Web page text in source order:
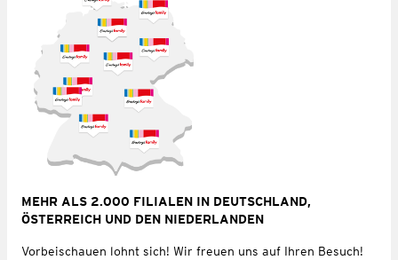
MEHR ALS 2.000 FILIALEN IN DEUTSCHLAND,
ÖSTERREICH UND DEN NIEDERLANDEN
Vorbeischauen lohnt sich! Wir freuen uns auf Ihren Besuch!